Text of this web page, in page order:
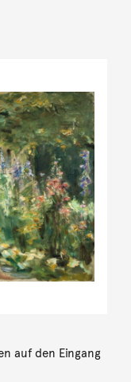
auf den Eingang